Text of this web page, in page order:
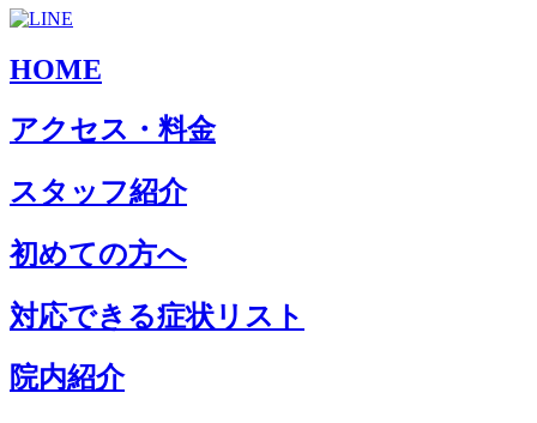
HOME
アクセス・料金
スタッフ紹介
初めての方へ
対応できる症状リスト
院内紹介